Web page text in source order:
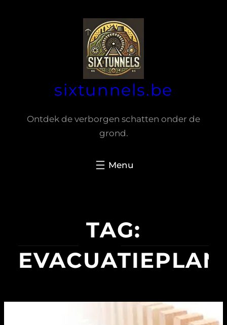
sixtunnels.be
Ontdek de verborgen schatten onder de
grond.
TAG: